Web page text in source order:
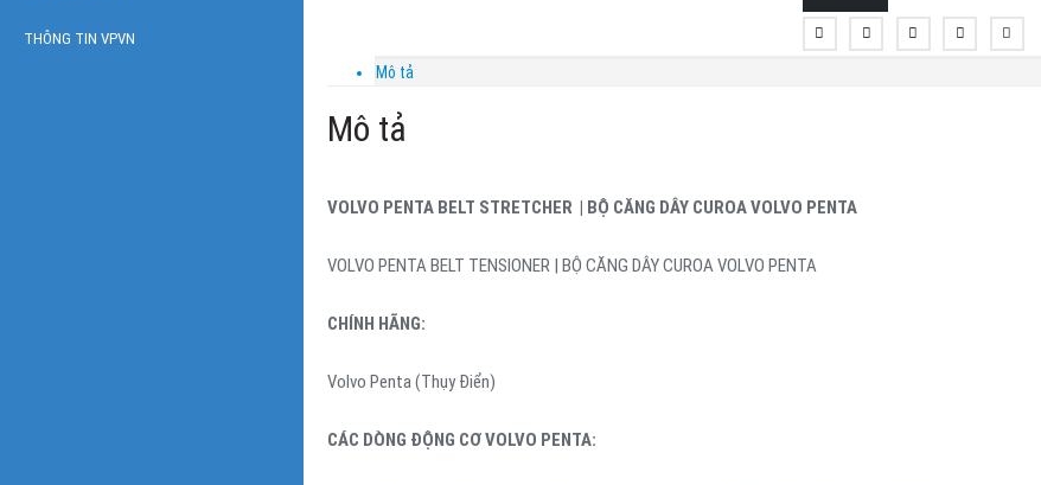
THÔNG TIN VPVN
Mô tả
Mô tả
VOLVO PENTA BELT STRETCHER | BỘ CĂNG DÂY CUROA VOLVO PENTA
VOLVO PENTA BELT TENSIONER | BỘ CĂNG DÂY CUROA VOLVO PENTA
CHÍNH HÃNG:
Volvo Penta (Thụy Điển)
CÁC DÒNG ĐỘNG CƠ VOLVO PENTA: